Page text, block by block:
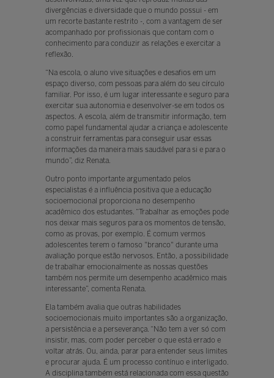
divergências e diversidade que o mundo possui - em
um recorte bastante restrito -, com a vantagem de ser
acompanhado por profissionais que contam com o
conhecimento para conduzir as relações e exercitar a
reflexão.
“Na escola, o aluno vive situações e desafios em um
espaço diverso, com pessoas para além do seu círculo
familiar. Por isso, é um lugar interessante e seguro para
exercitar sua autonomia e desenvolver-se em todos os
aspectos. A escola, além de transmitir informação, tem
como papel fundamental ajudar a criança e adolescente
a construir ferramentas para conseguir usar essas
informações da maneira mais saudável para si e para o
mundo”, diz Renata.
Outro ponto importante argumentado pelos
especialistas é a influência positiva que a educação
socioemocional proporciona no desempenho
acadêmico dos estudantes. “Trabalhar as emoções pode
nos deixar mais seguros para os momentos de tensão,
como as provas, por exemplo. É comum vermos
adolescentes terem o famoso "branco" durante uma
avaliação porque estão nervosos. Então, a possibilidade
de trabalhar emocionalmente as nossas questões
também nos permite um desempenho acadêmico mais
interessante”, comenta Renata.
Ela também avalia que outras habilidades
socioemocionais muito importantes são a organização,
a persistência e a perseverança. “Não tem a ver só com
insistir, mas, com poder perceber o que está errado e
voltar atrás. Ou, ainda, parar para entender seus limites
e procurar ajuda. É um processo contínuo e interligado.
A disciplina também está relacionada com essa questão